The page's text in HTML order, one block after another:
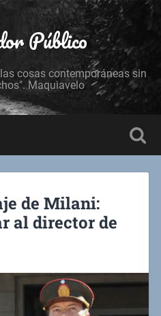
Público
cosas contemporáneas sin
Maquiavelo
de Milani:
al director de